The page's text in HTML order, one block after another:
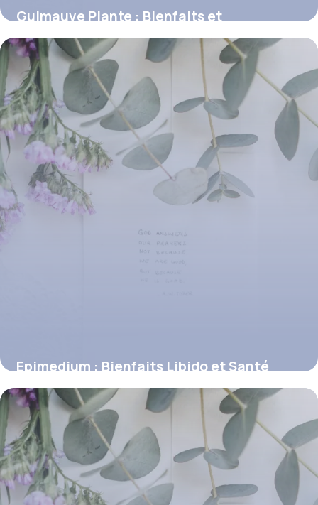
Guimauve Plante : Bienfaits et
Utilisations Santé
12 juillet 2026
Epimedium : Bienfaits Libido et Santé
11 juillet 2026